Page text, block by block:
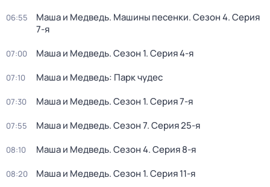
06:55 Маша и Медведь. Машины песенки. Сезон 4. Серия
7-я
07:00 Маша и Медведь. Сезон 1. Серия 4-я
07:10 Маша и Медведь: Парк чудес
07:30 Маша и Медведь. Сезон 1. Серия 7-я
07:55 Маша и Медведь. Сезон 7. Серия 25-я
08:10 Маша и Медведь. Сезон 4. Серия 8-я
08:20 Маша и Медведь. Сезон 1. Серия 11-я